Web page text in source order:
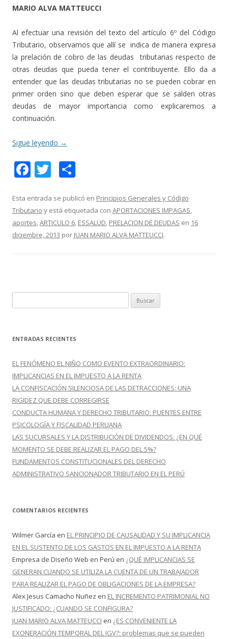
MARIO ALVA MATTEUCCI
Al efectuar una revisión del texto del artículo 6º del Código
Tributario, observamos que allí se indica de manera expresa
la prelación de cobro de las deudas tributarias respecto de
otras deudas que pueda tener el contribuyente. Ello da a
entender que las deudas tributarias no se pueden cobrar en
primer orden sino que deben esperar que se salden otras
deudas de mayor importancia como explicaremos a
continuación.
Sigue leyendo →
F
e
b
o
T
itt
er
m
p
ar
Esta entrada se publicó en Principios Generales y Código
Tributario y está etiquetada con APORTACIONES IMPAGAS,
aportes,ARTICULO 6, ESSALUD, PRELACION DE DEUDAS en 16
diciembre, 2013 por JUAN MARIO ALVA MATTEUCCI.
u
c
r
:
ENTRADAS RECIENTES
EL FENÓMENO EL NIÑO COMO EVENTO EXTRAORDINARIO:
IMPLICANCIAS EN EL IMPUESTO A LA RENTA
LA CONFISCACIÓN SILENCIOSA DE LAS DETRACCIONES: UNA
RIGIDEZ QUE DEBE CORREGIRSE
CONDUCTA HUMANA Y DERECHO TRIBUTARIO: PUENTES ENTRE
PSICOLOGÍA Y FISCALIDAD PERUANA
LAS SUCURSALES Y LA DISTRIBUCIÓN DE DIVIDENDOS: ¿EN QUÉ
MOMENTO SE DEBE REALIZAR EL PAGO DEL 5%?
FUNDAMENTOS CONSTITUCIONALES DEL DERECHO
ADMINISTRATIVO SANCIONADOR TRIBUTARIO EN EL PERÚ
COMENTARIOS RECIENTES
Wilmer García en EL PRINCIPIO DE CAUSALIDAD Y SU IMPLICANCIA
EN EL SUSTENTO DE LOS GASTOS EN EL IMPUESTO A LA RENTA
Empresa de Diseño Web en Perú en ¿QUÉ IMPLICANCIAS SE
GENERAN CUANDO SE UTILIZA LA CUENTA DE UN TRABAJADOR
PARA REALIZAR EL PAGO DE OBLIGACIONES DE LA EMPRESA?
Alex Jesus Camacho Nuñez en EL INCREMENTO PATRIMONIAL NO
JUSTIFICADO: ¿CUANDO SE CONFIGURA?
JUAN MARIO ALVA MATTEUCCI en ¿ES CONVENIENTE LA
EXONERACIÓN TEMPORAL DEL IGV?: problemas que se pueden